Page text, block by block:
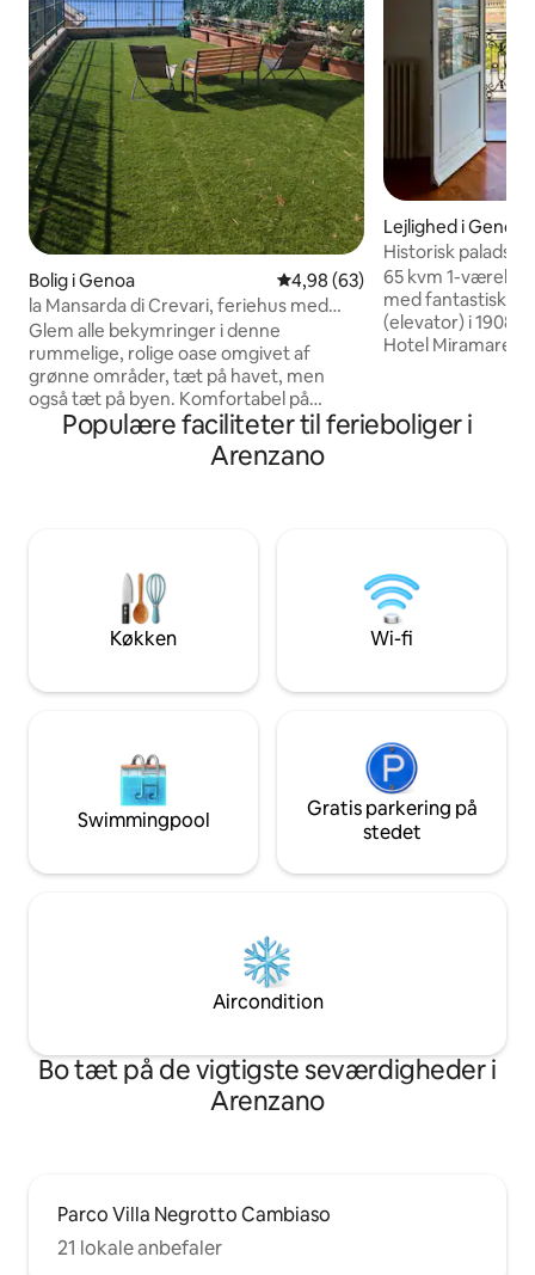
Bolig i Genoa 4,98 ud af 5 i gennemsnitlig
4,98 (63)
la Mansarda di Crevari, feriehus med
havudsigt
Glem alle bekymringer i denne
rummelige, rolige oase omgivet af
grønne områder, tæt på havet, men
også tæt på byen. Komfortabel på
gaden, godt betjent med transport,
spektakulær havudsigt, loftslejlighed
tørretumbler, varmeapparater, 2
klimaanlæg (opholdsstue og stort rum),
myggenet. PRIVAT HAVE med
havudsigt. Privat parkeringsplads 100
Lejlighed i Genoa
Historisk palads
tog, skibe,
65 kvm 1-
med fantastisk
(elevator) i 1908
Hotel Miramare,
dobbelt
bord til 4.
parkeringsboks
dyb CITRA:
Populære faciliteter til ferieboliger i
Arenzano
Køkken Wi-fi
Swimmingpool
Gratis parkering på
stedet
Aircondition
Bo tæt på de vigtigste seværdigheder i
Arenzano
Parco Villa Negrotto Cambiaso
21 lokale anbefaler